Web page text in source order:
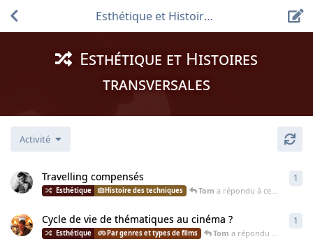
Esthétique et Histoires
transversales
Esthétique et Histoires transversales
Activité
Travelling compensés
Histoire des techniques Tom a répondu à cette discussion
1
Cycle de vie de thématiques au cinéma ?
Par genres et types de films Tom a répondu à cette discussion
1